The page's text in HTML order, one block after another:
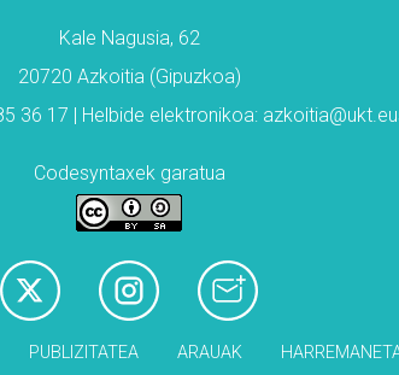
Kale Nagusia, 62
20720 Azkoitia (Gipuzkoa)
36 17 | Helbide elektronikoa:
Codesyntaxek garatua
PUBLIZITATEA ARAUAK